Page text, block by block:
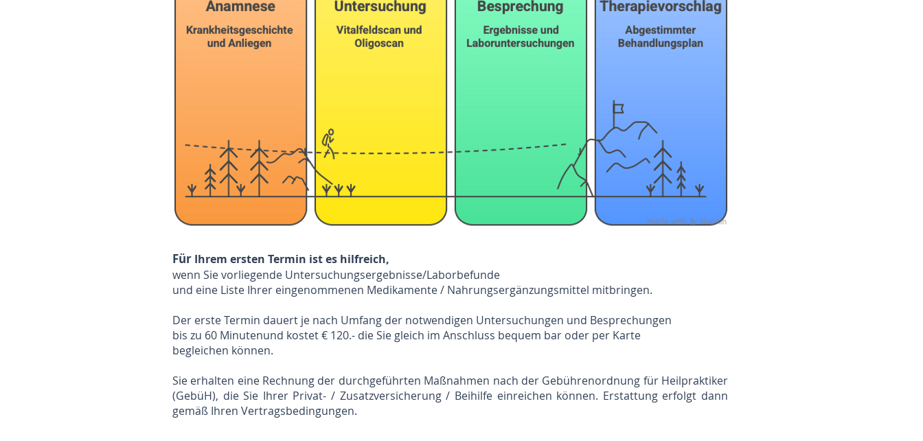
​Für Ihrem ersten Termin ist es hilfreich,
wenn Sie vorliegende Untersuchungsergebnisse/Laborbefunde
und eine Liste Ihrer eingenommenen Medikamente / Nahrungsergänzungsmittel mitbringen.
Der erste Termin dauert je nach Umfang der notwendigen Untersuchungen und Besprechungen
bis zu 60 Minutenund kostet € 120.- die Sie gleich im Anschluss bequem bar oder per Karte
begleichen können.
Sie erhalten eine Rechnung der durchgeführten Maßnahmen nach der Gebührenordnung für Heilpraktiker
(GebüH), die Sie Ihrer Privat- / Zusatzversicherung / Beihilfe einreichen können. Erstattung erfolgt dann
gemäß Ihren Vertragsbedingungen.